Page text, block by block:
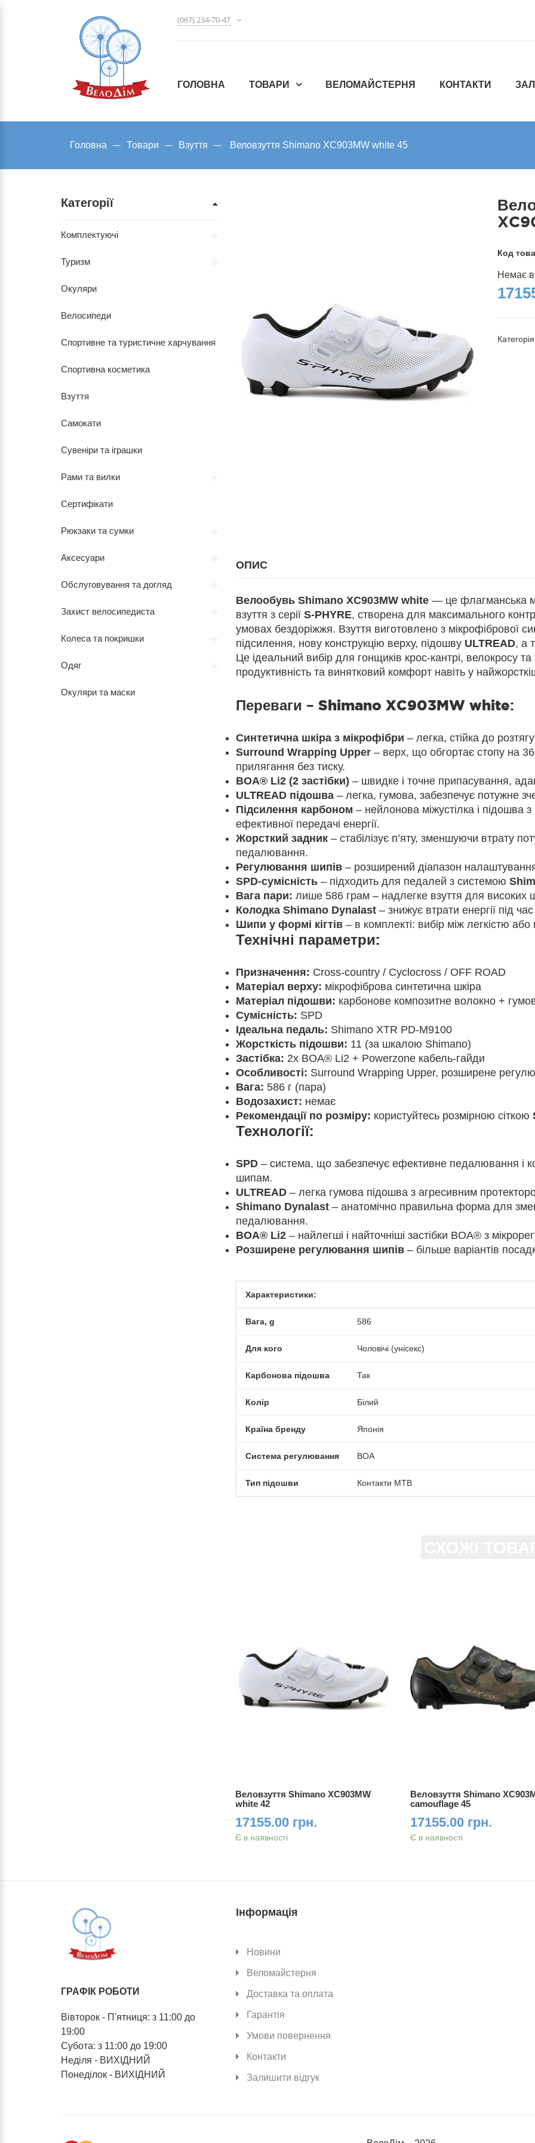
(067) 234-70-47
ГОЛОВНА ТОВАРИ ВЕЛОМАЙСТЕРНЯ КОНТАКТИ
Головна Товари Взуття Веловзуття Shimano XC903MW white 45
Код
Немає в
ОПИС
Велообувь Shimano XC903MW white— це флагманська
взуття з серії S-PHYRE, створена для максимального
умовах бездоріжжя. Взуття виготовлено з мікрофібрової
підсилення, нову конструкцію верху, підошву ULTREAD, а
Це ідеальний вибір для гонщиків крос-кантрі, велокросу та
продуктивність та винятковий комфорт навіть у
Переваги – Shimano XC903MW white:
Синтетична шкіра з мікрофібри – легка, стійка до
Surround Wrapping Upper– верх, що обгортає стопу на
прилягання без тиску.
BOA® Li2 (2 застібки) – швидке і точне припасування,
ULTREAD підошва– легка, гумова, забезпечує потужне
Підсилення карбоном – нейлонова міжустілка і
ефективної передачі енергії.
Жорсткий задник– стабілізує п’яту, зменшуючи втрату
педалювання.
Регулювання шипів– розширений діапазон
SPD-сумісність– підходить для педалей з системою
Вага пари: лише 586 грам – надлегке взуття для високих
Колодка Shimano Dynalast– знижує втрати енергії під
Шипи у формі кігтів– в комплекті: вибір між легкістю
Технічні параметри:
Призначення: Cross-country / Cyclocross / OFF ROAD
Матеріал верху: мікрофіброва синтетична шкіра
Матеріал підошви: карбонове композитне волокно +
Сумісність: SPD
Ідеальна педаль: Shimano XTR PD-M9100
Жорсткість підошви: 11 (за шкалою Shimano)
Застібка: 2x BOA® Li2 + Powerzone кабель-гайди
Особливості: Surround Wrapping Upper, розширене
Вага: 586 г (пара)
Водозахист: немає
Рекомендації по розміру: користуйтесь розмірною сіткою
Технології:
SPD– система, що забезпечує ефективне педалювання і
шипам.
ULTREAD– легка гумова підошва з агресивним
Shimano Dynalast– анатомічно правильна форма для
педалювання.
BOA® Li2– найлегші і найточніші застібки BOA® з
Розширене регулювання шипів– більше варіантів
Характеристики:
Вага, g 586
Для кого Чоловічі (унісекс)
Карбонова підошва Так
Колір Білий
Країна бренду Японія
Система регулювання BOA
Тип підошви Контакти MTB
Веловзуття Shimano XC903MW
white 42
17155.00 грн.
Є в наявності
Веловзуття Shimano
camouflage 45
17155.00 грн.
Є в наявності
Категорії
Комплектуючі
Туризм
Окуляри
Велосипеди
Спортивне та туристичне харчування
Спортивна косметика
Взуття
Самокати
Сувеніри та іграшки
Рами та вилки
Сертифікати
Рюкзаки та сумки
Аксесуари
Обслуговування та догляд
Захист велосипедиста
Колеса та покришки
Одяг
Окуляри та маски
ГРАФІК РОБОТИ
Вівторок - П'ятниця: з 11:00 до
19:00
Субота: з 11:00 до 19:00
Неділя - ВИХІДНИЙ
Понеділок - ВИХІДНИЙ
Інформація
Новини
Веломайстерня
Доставка та оплата
Гарантія
Умови повернення
Контакти
Залишити відгук